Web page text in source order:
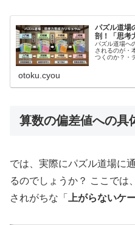
パズル道場
剖！「思考
パズル道場へ
されるのが・
つくのか？・
otoku.cyou
算数の偏差値への具
では、実際にパズル道場に
るのでしょうか？ ここでは
されがちな「
上がらないケ